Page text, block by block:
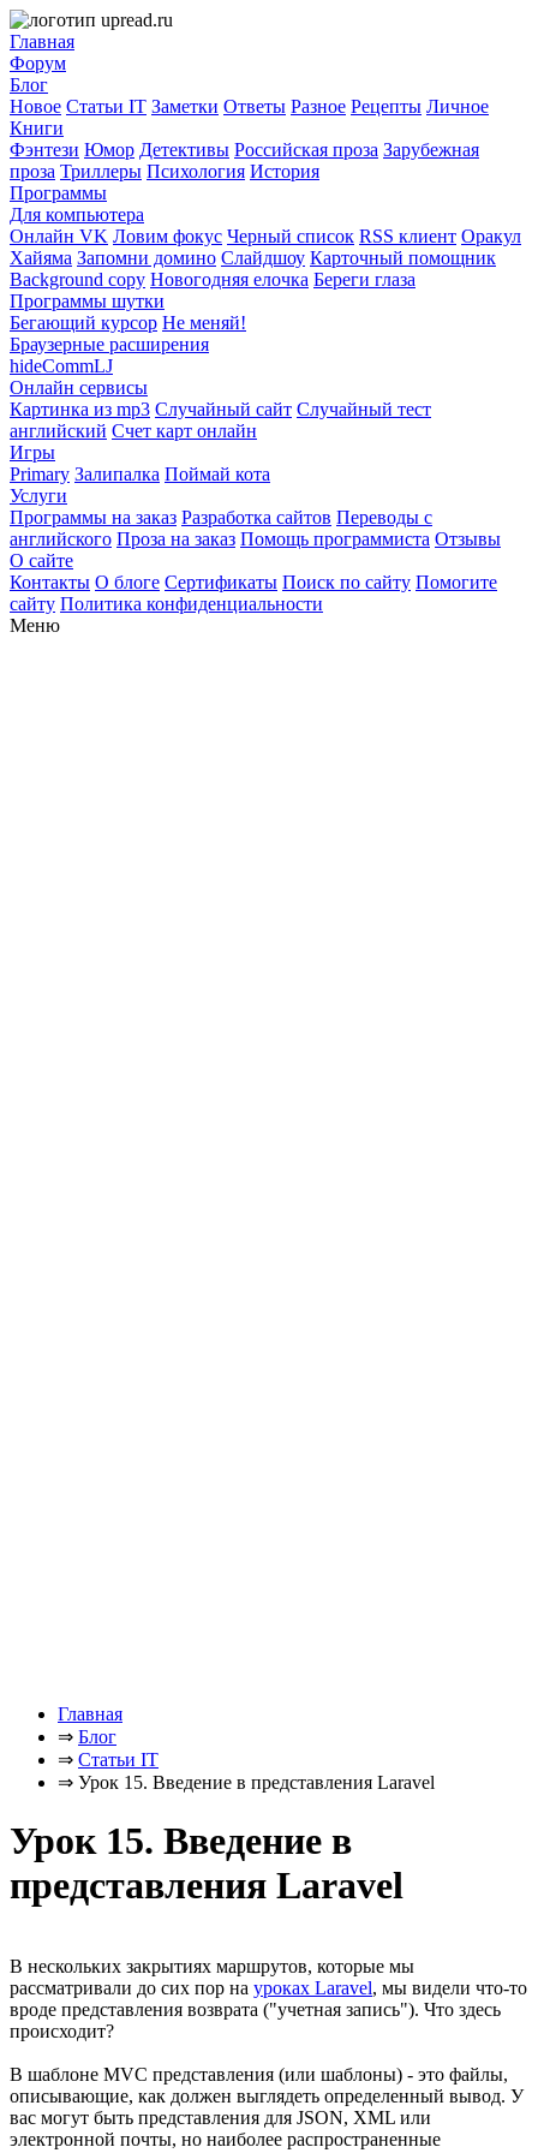
Главная
Форум
Блог
Новое Статьи IT Заметки Ответы Разное Рецепты Личное
Книги
Фэнтези Юмор Детективы Российская проза Зарубежная
проза Триллеры Психология История
Программы
Для компьютера
Онлайн VK Ловим фокус Черный список RSS клиент Оракул
Хайяма Запомни домино Слайдшоу Карточный помощник
Background copy Новогодняя елочка Береги глаза
Программы шутки
Бегающий курсор Не меняй!
Браузерные расширения
hideCommLJ
Онлайн сервисы
Картинка из mp3 Случайный сайт Случайный тест
английский Счет карт онлайн
Игры
Primary Залипалка Поймай кота
Услуги
Программы на заказ Разработка сайтов Переводы с
английского Проза на заказ Помощь программиста Отзывы
О сайте
Контакты О блоге Сертификаты Поиск по сайту Помогите
сайту Политика конфиденциальности
Меню
Главная
⇒ Блог
⇒ Статьи IT
⇒ Урок 15. Введение в представления Laravel
Урок 15. Введение в
представления Laravel
В нескольких закрытиях маршрутов, которые мы
рассматривали до сих пор на уроках Laravel, мы видели что-то
вроде представления возврата ("учетная запись"). Что здесь
происходит?
В шаблоне MVC представления (или шаблоны) - это файлы,
описывающие, как должен выглядеть определенный вывод. У
вас могут быть представления для JSON, XML или
электронной почты, но наиболее распространенные